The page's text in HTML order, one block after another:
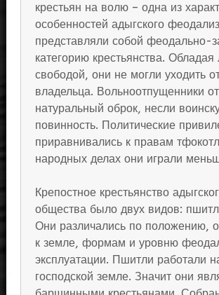
крестьян на волю – одна из
особенностей адыгского
представляли собой феодально-
категорию крестьянства. Обладая
свободой, они не могли уходить
владельца. Вольноотпущенники
натуральный оброк, несли
повинность. Политические
приравнивались к правам
народных делах они играли
Крепостное крестьянство
общества было двух видов:
Они различались по положению,
к земле, формам и уровню
эксплуатации. Пшитли работали
господской земле. Значит они